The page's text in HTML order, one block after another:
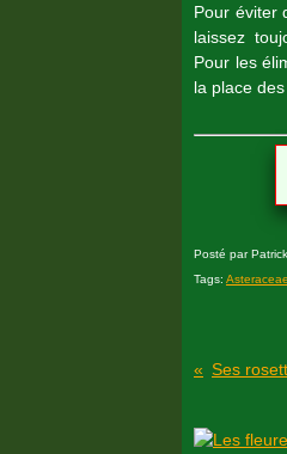
Pour éviter
laissez
Pour les
la place
Posté par
Tags: Asteraceae
Ses